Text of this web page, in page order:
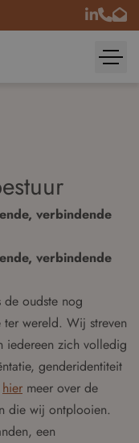
verbindende
verbindende
oudste nog
ter wereld. Wij streven
iedereen zich volledig
genderidentiteit
hier meer over de
die wij ontplooien.
een